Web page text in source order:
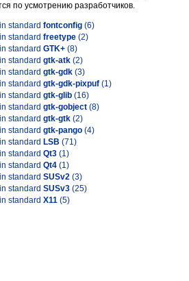
по усмотрению разработчиков.
standard fontconfig (6)
standard freetype (2)
standard GTK+ (8)
standard gtk-atk (2)
standard gtk-gdk (3)
standard gtk-gdk-pixpuf (1)
standard gtk-glib (16)
standard gtk-gobject (8)
standard gtk-gtk (2)
standard gtk-pango (4)
standard LSB (71)
standard Qt3 (1)
standard Qt4 (1)
standard SUSv2 (3)
standard SUSv3 (25)
standard X11 (5)